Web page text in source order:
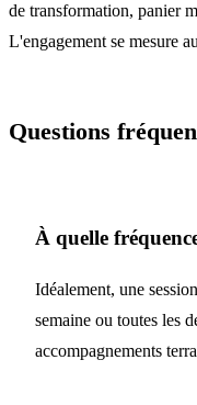
de transformation, panier
L'engagement se mesure
Questions
À quelle
Idéalement, une
semaine ou toutes les
accompagnements